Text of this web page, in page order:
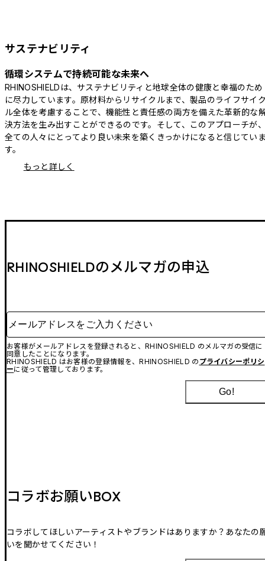
サステナビリティ
循環システムで持続可能な未来へ
RHINOSHIELDは、サステナビリティと地球全体の健康と幸福のため
に尽力しています。原材料からリサイクルまで、製品のライフサイ
ル全体を考慮することで、機能性と責任感の両方を備えた革新的な
決方法を生み出すことができるのです。そして、このアプローチが
全ての人々にとってより良い未来を築くきっかけになると信じてい
す。
もっと詳しく
RHINOSHIELDのメルマガの申込
メールアドレスをご入力ください
お客様がメールアドレスを登録されると、RHINOSHIELD のメルマガの受信に
同意したことになります。
RHINOSHIELD はお客様の登録情報を、RHINOSHIELD の プライバシーポリシ
ーに従って管理しております。
Go!
コラボお願いBOX
コラボしてほしいアーティストやブランドはありますか？あなたの
いを聞かせてください！